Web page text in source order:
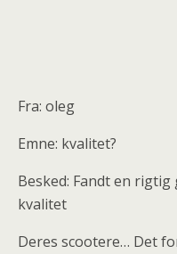
Fra: oleg
Emne: kvalitet?
Besked: Fandt en
kvalitet
Deres scootere… Det